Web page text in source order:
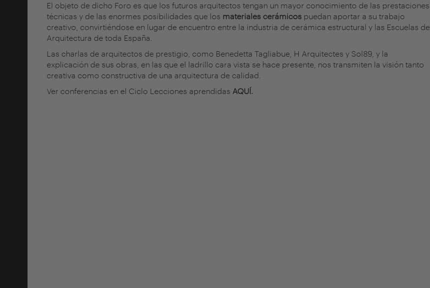
El objeto de dicho Foro es que los futuros arquitectos tengan un mayor conocimiento de las prestaciones
técnicas y de las enormes posibilidades que los materiales cerámicos puedan aportar a su trabajo
creativo, convirtiéndose en lugar de encuentro entre la industria de cerámica estructural y las Escuelas de
Arquitectura de toda España.
Las charlas de arquitectos de prestigio, como Benedetta Tagliabue, H Arquitectes y Sol89, y la
explicación de sus obras, en las que el ladrillo cara vista se hace presente, nos transmiten la visión tanto
creativa como constructiva de una arquitectura de calidad.
Ver conferencias en el Ciclo Lecciones aprendidas AQUÍ.